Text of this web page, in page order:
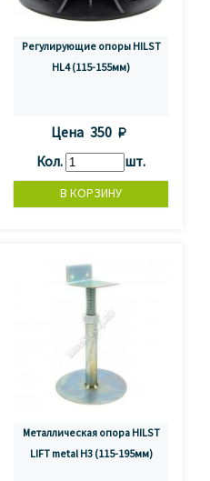
Регулирующие опоры HILST
HL4 (115-155мм)
Цена 350 
Кол.
шт.
Металлическая опора HILST
LIFT metal H3 (115-195мм)